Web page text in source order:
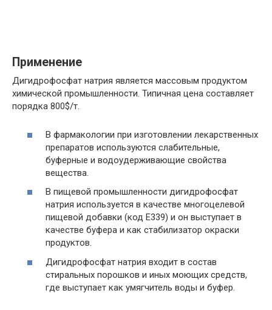
Применение
Дигидрофосфат натрия является массовым продуктом
химической промышленности. Типичная цена составляет
порядка 800$/т.
В фармакологии при изготовлении лекарственных
препаратов используются слабительные,
буферные и водоудерживающие свойства
вещества.
В пищевой промышленности дигидрофосфат
натрия используется в качестве многоцелевой
пищевой добавки (код E339) и он выступает в
качестве буфера и как стабилизатор окраски
продуктов.
Дигидрофосфат натрия входит в состав
стиральных порошков и иных моющих средств,
где выступает как умягчитель воды и буфер.